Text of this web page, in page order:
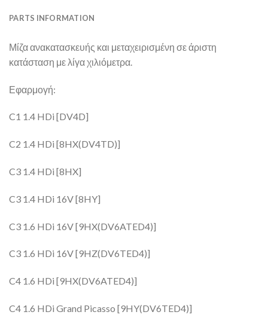
PARTS INFORMATION
Μίζα ανακατασκευής και μεταχειρισμένη σε άριστη
κατάσταση με λίγα χιλιόμετρα.
Εφαρμογή:
C1 1.4 HDi [DV4D]
C2 1.4 HDi [8HX(DV4TD)]
C3 1.4 HDi [8HX]
C3 1.4 HDi 16V [8HY]
C3 1.6 HDi 16V [9HX(DV6ATED4)]
C3 1.6 HDi 16V [9HZ(DV6TED4)]
C4 1.6 HDi [9HX(DV6ATED4)]
C4 1.6 HDi Grand Picasso [9HY(DV6TED4)]